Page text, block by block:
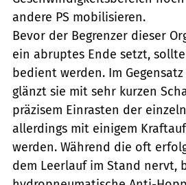
andere PS mobilisieren.
Bevor der Begrenzer dieser
ein abruptes Ende setzt,
bedient werden. Im
glänzt sie mit sehr kurzen
präzisem Einrasten der
allerdings mit einigem
werden. Während die oft
dem Leerlauf im Stand nervt,